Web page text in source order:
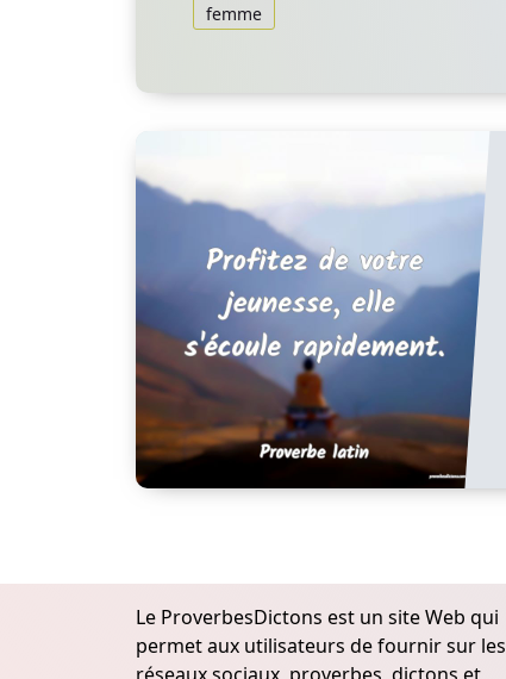
femme
Le ProverbesDictons est un site Web qui
permet aux utilisateurs de fournir sur les